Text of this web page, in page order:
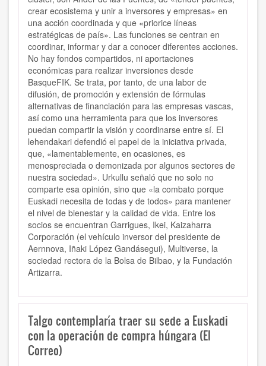
crear ecosistema y unir a inversores y empresas» en
una acción coordinada y que «priorice líneas
estratégicas de país». Las funciones se centran en
coordinar, informar y dar a conocer diferentes acciones.
No hay fondos compartidos, ni aportaciones
económicas para realizar inversiones desde
BasqueFIK. Se trata, por tanto, de una labor de
difusión, de promoción y extensión de fórmulas
alternativas de financiación para las empresas vascas,
así como una herramienta para que los inversores
puedan compartir la visión y coordinarse entre sí. El
lehendakari defendió el papel de la iniciativa privada,
que, «lamentablemente, en ocasiones, es
menospreciada o demonizada por algunos sectores de
nuestra sociedad». Urkullu señaló que no solo no
comparte esa opinión, sino que «la combato porque
Euskadi necesita de todas y de todos» para mantener
el nivel de bienestar y la calidad de vida. Entre los
socios se encuentran Garrigues, Ikei, Kaizaharra
Corporación (el vehículo inversor del presidente de
Aernnova, Iñaki López Gandásegui), Multiverse, la
sociedad rectora de la Bolsa de Bilbao, y la Fundación
Artizarra.
Talgo contemplaría traer su sede a Euskadi
con la operación de compra húngara (El
Correo)